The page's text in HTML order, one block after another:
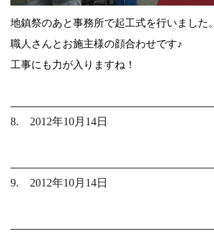
地鎮祭のあと事務所で起工式を行いました。
職人さんとお施主様の顔合わせです♪
工事にも力が入りますね！
8. 2012年10月14日
9. 2012年10月14日